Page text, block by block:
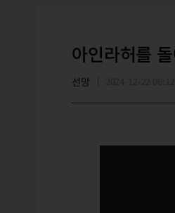
아인라허를
선망